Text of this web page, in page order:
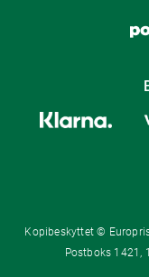
Kopibeskyttet ©
Postboks 1421,